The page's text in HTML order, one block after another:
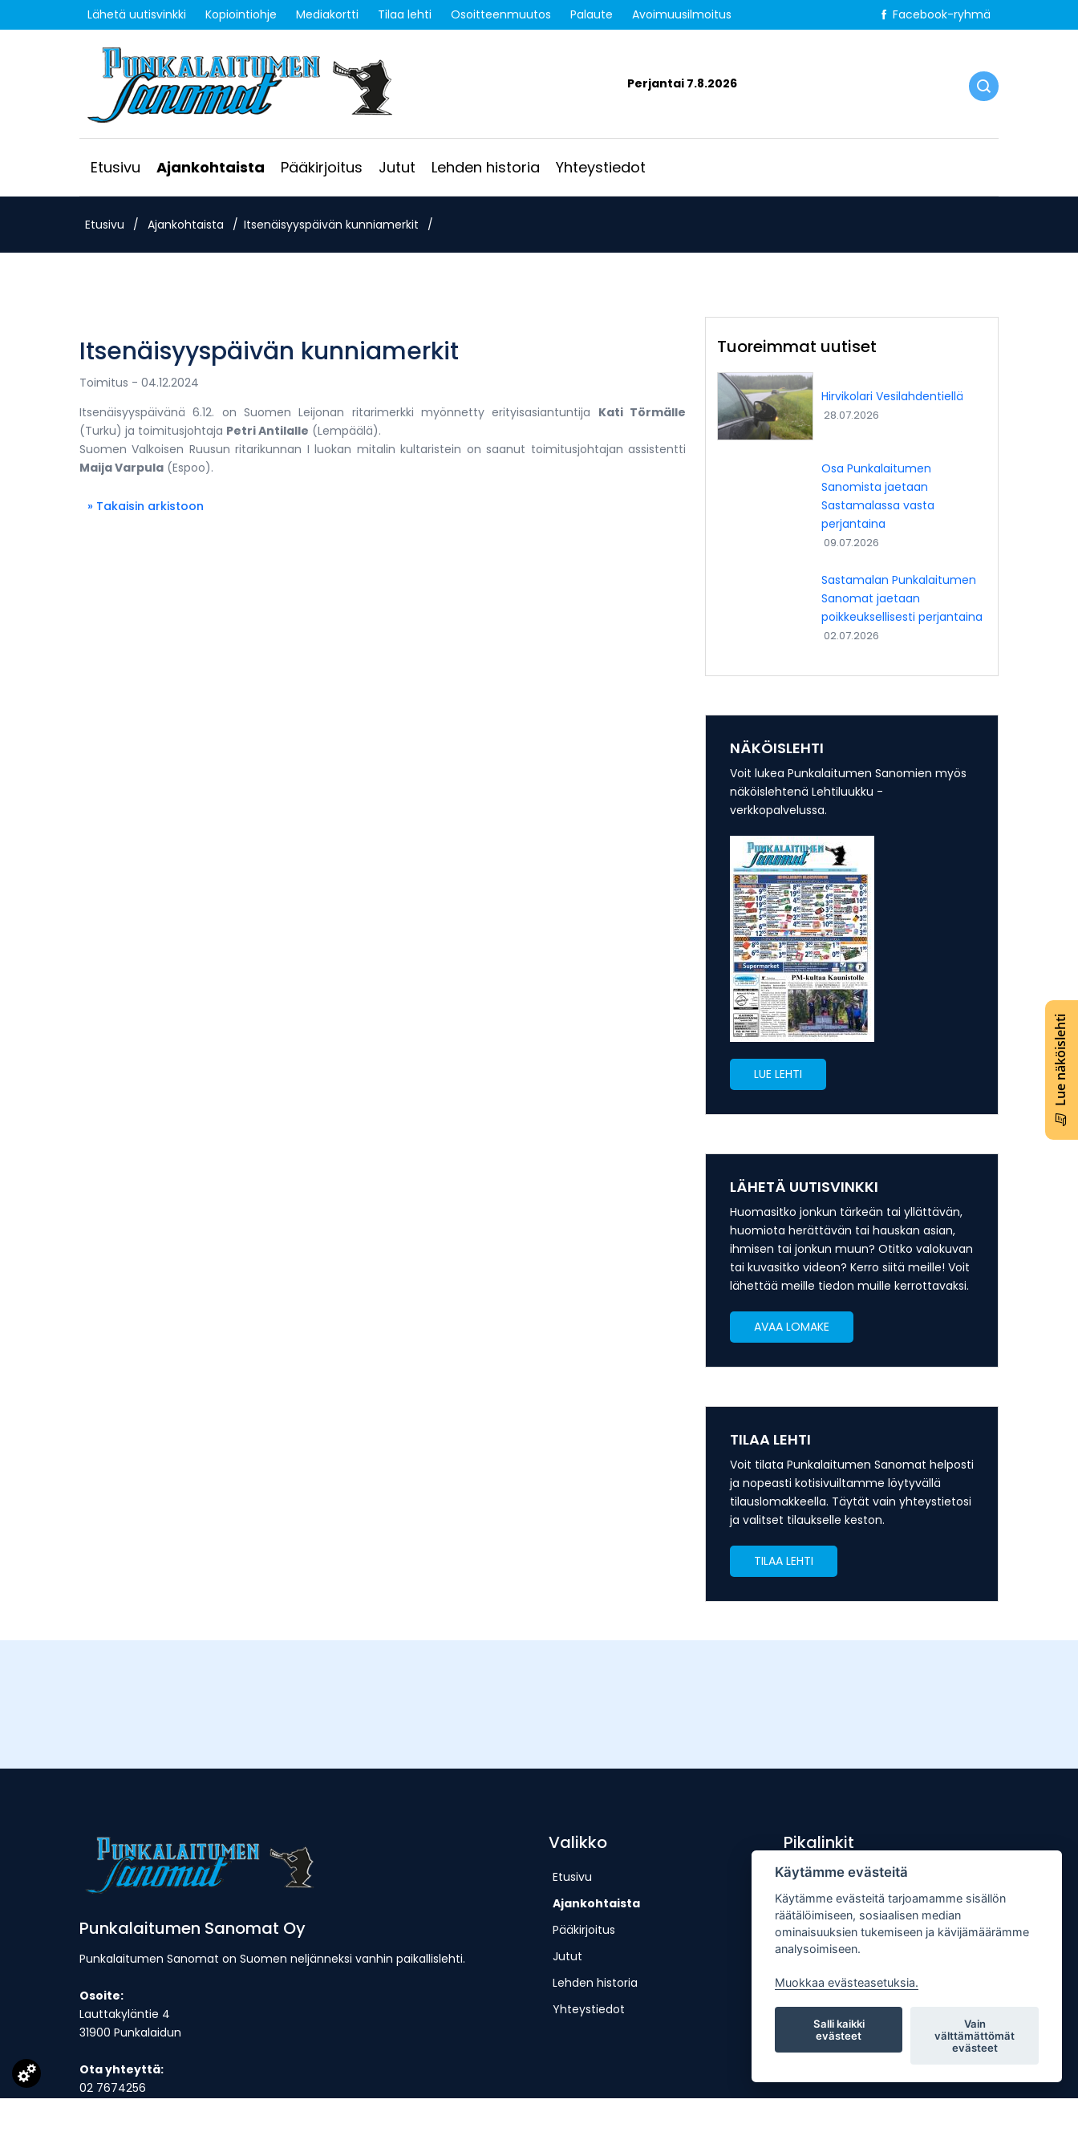
Lue näköislehti
Lähetä uutisvinkki Kopiointiohje Mediakortti Tilaa lehti Osoitteenmuutos Palaute Avoimuusilmoitus Facebook-ryhmä
Perjantai 7.8.2026
Etusivu Ajankohtaista Pääkirjoitus Jutut Lehden historia Yhteystiedot
Etusivu / Ajankohtaista / Itsenäisyyspäivän kunniamerkit /
Itsenäisyyspäivän kunniamerkit
Toimitus - 04.12.2024
Itsenäisyyspäivänä 6.12. on Suomen Leijonan ritarimerkki myönnetty erityisasiantuntija Kati Törmälle
(Turku) ja toimitusjohtaja Petri Antilalle (Lempäälä).
Suomen Valkoisen Ruusun ritarikunnan I luokan mitalin kultaristein on saanut toimitusjohtajan assistentti
Maija Varpula (Espoo).
» Takaisin arkistoon
Tuoreimmat uutiset
Hirvikolari Vesilahdentiellä
28.07.2026
Osa Punkalaitumen
Sanomista jaetaan
Sastamalassa vasta
perjantaina
09.07.2026
Sastamalan Punkalaitumen
Sanomat jaetaan
poikkeuksellisesti perjantaina
02.07.2026
NÄKÖISLEHTI
Voit lukea Punkalaitumen Sanomien myös
näköislehtenä Lehtiluukku -
verkkopalvelussa.
LUE LEHTI
LÄHETÄ UUTISVINKKI
Huomasitko jonkun tärkeän tai yllättävän,
huomiota herättävän tai hauskan asian,
ihmisen tai jonkun muun? Otitko valokuvan
tai kuvasitko videon? Kerro siitä meille! Voit
lähettää meille tiedon muille kerrottavaksi.
AVAA LOMAKE
TILAA LEHTI
Voit tilata Punkalaitumen Sanomat helposti
ja nopeasti kotisivuiltamme löytyvällä
tilauslomakkeella. Täytät vain yhteystietosi
ja valitset tilaukselle keston.
TILAA LEHTI
Punkalaitumen Sanomat Oy
Punkalaitumen Sanomat on Suomen neljänneksi vanhin paikallislehti.
Osoite:
Lauttakyläntie 4
31900 Punkalaidun
Ota yhteyttä:
02 7674256
Valikko
Etusivu
Ajankohtaista
Pääkirjoitus
Jutut
Lehden historia
Yhteystiedot
Pikalinkit
Lähetä uutisvinkki
Kopiointiohje
Mediakortti
Tilaa lehti
Osoitteenmuutos
Palaute
Käytämme evästeitä
Käytämme evästeitä tarjoamamme sisällön
räätälöimiseen, sosiaalisen median
ominaisuuksien tukemiseen ja kävijämäärämme
analysoimiseen.
Muokkaa evästeasetuksia.
Salli kaikki
evästeet
Vain
välttämättömät
evästeet